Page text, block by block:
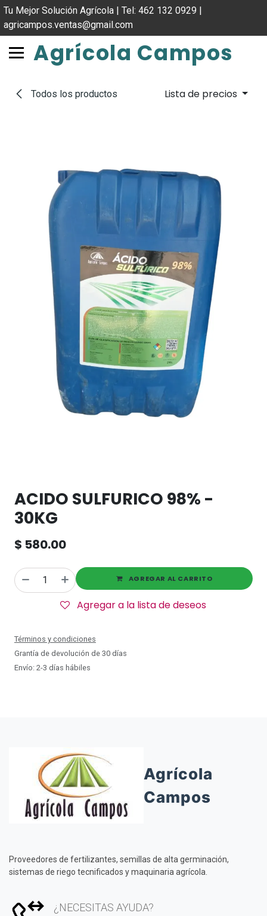
Tu Mejor Solución Agrícola | Tel: 462 132 0929 |
agricampos.ventas@gmail.com
Agrícola Campos
Todos los productos Lista de precios
ACIDO SULFURICO 98% -
30KG
$ 580.00
AGREGAR AL CARRITO
Agregar a la lista de deseos
Términos y condiciones
Grantía de devolución de 30 días
Envío: 2-3 días hábiles
Agrícola
Campos
Proveedores de fertilizantes, semillas de alta germinación,
sistemas de riego tecnificados y maquinaria agrícola.
¿NECESITAS AYUDA?